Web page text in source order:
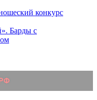
конкурс
Барды с